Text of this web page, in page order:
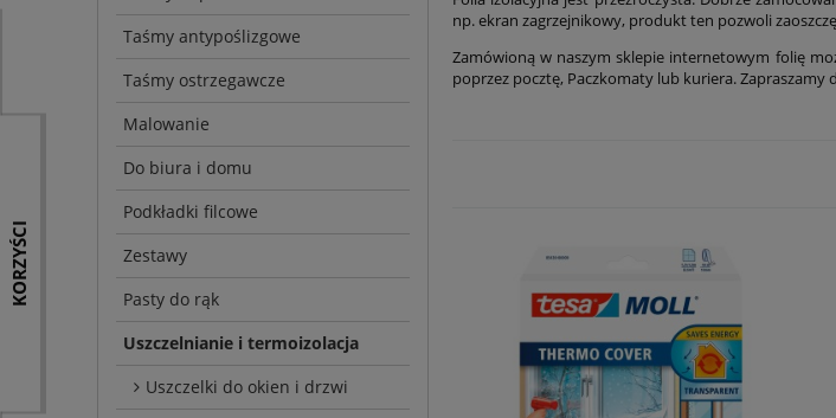
Taśmy antypoślizgowe
Taśmy ostrzegawcze
Malowanie
Do biura i domu
Podkładki filcowe
Zestawy
Pasty do rąk
Uszczelnianie i termoizolacja
Uszczelki do okien i drzwi
np. ekran zagrzejnikowy, produkt ten pozwoli
Zamówioną w naszym sklepie internetowym folię
poprzez pocztę, Paczkomaty lub kuriera. Zapraszamy
KORZYŚCI